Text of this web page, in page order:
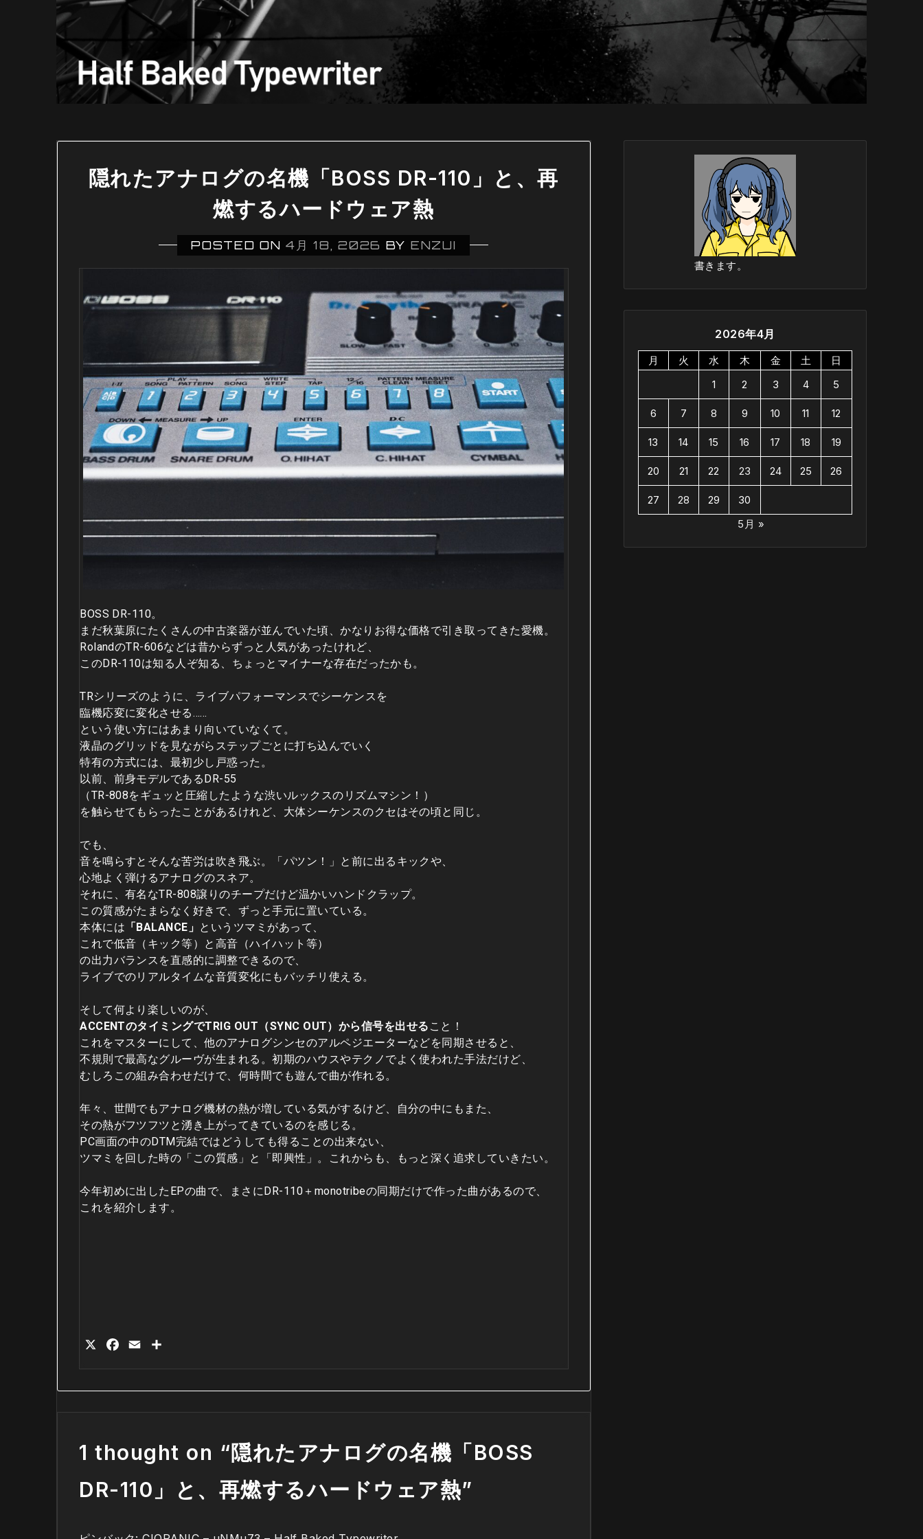
隠れたアナログの名機「BOSS DR-110」と、再
燃するハードウェア熱
POSTED ON4月 18, 2026 BY ENZUI
BOSS DR-110。
まだ秋葉原にたくさんの中古楽器が並んでいた頃、かなりお得な価格で引き取ってきた愛機。
RolandのTR-606などは昔からずっと人気があったけれど、
このDR-110は知る人ぞ知る、ちょっとマイナーな存在だったかも。
TRシリーズのように、ライブパフォーマンスでシーケンスを
臨機応変に変化させる……
という使い方にはあまり向いていなくて。
液晶のグリッドを見ながらステップごとに打ち込んでいく
特有の方式には、最初少し戸惑った。
以前、前身モデルであるDR-55
（TR-808をギュッと圧縮したような渋いルックスのリズムマシン！）
を触らせてもらったことがあるけれど、大体シーケンスのクセはその頃と同じ。
でも、
音を鳴らすとそんな苦労は吹き飛ぶ。「パツン！」と前に出るキックや、
心地よく弾けるアナログのスネア。
それに、有名なTR-808譲りのチープだけど温かいハンドクラップ。
この質感がたまらなく好きで、ずっと手元に置いている。
本体には 「BALANCE」 というツマミがあって、
これで低音（キック等）と高音（ハイハット等）
の出力バランスを直感的に調整できるので、
ライブでのリアルタイムな音質変化にもバッチリ使える。
そして何より楽しいのが、
ACCENTのタイミングでTRIG OUT（SYNC OUT）から信号を出せる こと！
これをマスターにして、他のアナログシンセのアルペジエーターなどを同期させると、
不規則で最高なグルーヴが生まれる。初期のハウスやテクノでよく使われた手法だけど、
むしろこの組み合わせだけで、何時間でも遊んで曲が作れる。
年々、世間でもアナログ機材の熱が増している気がするけど、自分の中にもまた、
その熱がフツフツと湧き上がってきているのを感じる。
PC画面の中のDTM完結ではどうしても得ることの出来ない、
ツマミを回した時の「この質感」と「即興性」。これからも、もっと深く追求していきたい。
今年初めに出したEPの曲で、まさにDR-110＋monotribeの同期だけで作った曲があるので、
これを紹介します。
Facebook
Email
1 thought on “隠れたアナログの名機「BOSS
DR-110」と、再燃するハードウェア熱”
書きます。
2026年4月
月 火 水 木 金 土
日
1
2 3 4 5
6 7 8 9 10 11 12
13 14 15 16 17 18 19
20 21 22 23 24 25 26
27 28 29
30
5月 »